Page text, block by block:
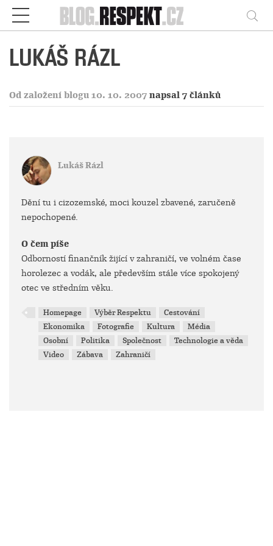
Respekt
LUKÁŠ RÁZL
Od založení blogu 10. 10. 2007 napsal 7 článků
Lukáš Rázl
Dění tu i cizozemské, moci kouzel zbavené, zaručeně
nepochopené.
O čem píše
Odborností finančník žijící v zahraničí, ve volném čase
horolezec a vodák, ale především stále více spokojený
otec ve středním věku.
Homepage Výběr Respektu
Cestování
Ekonomika
Fotografie Kultura
Média
Osobní
Politika Společnost
Technologie a věda
Video
Zábava Zahraničí